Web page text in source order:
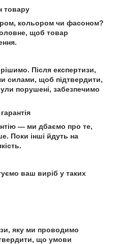
товару
кольором чи фасоном?
щоб товар
Після експертизи,
силами, щоб підтвердити,
порушені, забезпечимо
— ми дбаємо про те,
Поки інші йдуть на
ваш виріб у таких
яку ми проводимо
що умови